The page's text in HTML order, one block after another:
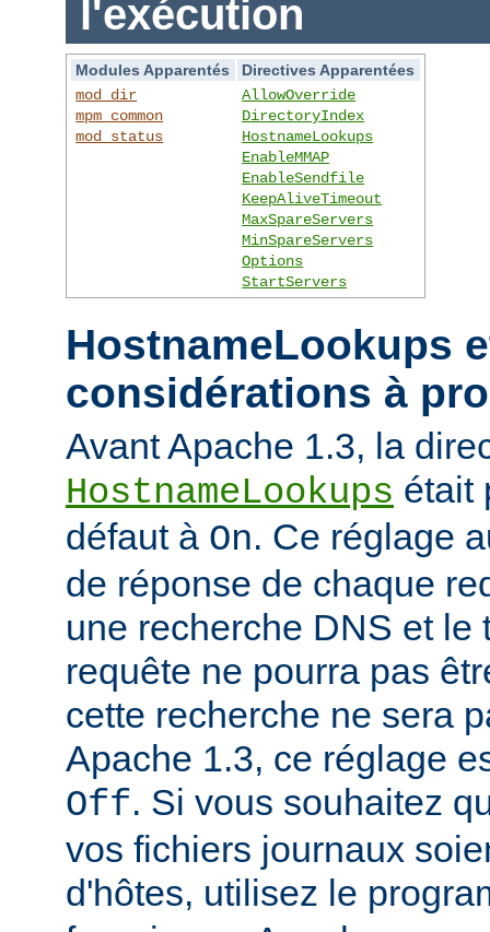
l'exécution
Modules Apparentés
Directives Apparentées
mod_dir
mpm_common
mod_status
AllowOverride
DirectoryIndex
HostnameLookups
EnableMMAP
EnableSendfile
KeepAliveTimeout
MaxSpareServers
MinSpareServers
Options
StartServers
HostnameLookups
considérations à
Avant Apache 1.3, la
HostnameLookups était
défaut à On. Ce réglage
de réponse de chaque
une recherche DNS et le
requête ne pourra pas
cette recherche ne sera
Apache 1.3, ce réglage
Off. Si vous souhaitez
vos fichiers journaux
d'hôtes, utilisez le